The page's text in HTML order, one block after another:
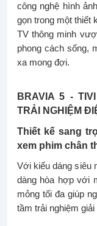
công nghệ hình
gọn trong một thiết
TV thông minh
phong cách sống,
xa mong đợi.
BRAVIA 5 -
TRẢI NGHIỆM
Thiết kế sang
xem phim chân
Với kiểu dáng siêu
dàng hòa hợp với
mỏng tối đa giúp
tầm trải nghiệm giải